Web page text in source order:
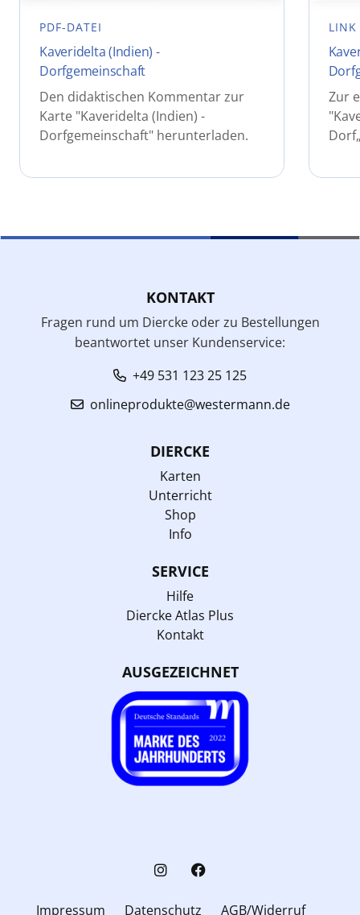
PDF-DATEI
Kaveridelta (Indien) -
Dorfgemeinschaft
Den didaktischen Kommentar zur
Karte "Kaveridelta (Indien) -
Dorfgemeinschaft" herunterladen.
LINK
Zur
KONTAKT
Fragen rund um Diercke oder zu Bestellungen
beantwortet unser Kundenservice:
+49 531 123 25 125
onlineprodukte@westermann.de
DIERCKE
Karten
Unterricht
Shop
Info
SERVICE
Hilfe
Diercke Atlas Plus
Kontakt
AUSGEZEICHNET
Impressum Datenschutz AGB/Widerruf